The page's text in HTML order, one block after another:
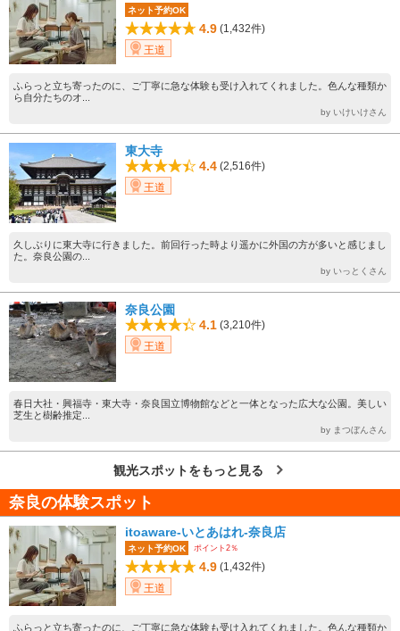
ネット予約OK
4.9 (1,432件)
王道
ふらっと立ち寄ったのに、ご丁寧に急な体験も受け入れてくれました。色んな種類か
ら自分たちのオ...
by いけいけさん
東大寺
4.4 (2,516件)
王道
久しぶりに東大寺に行きました。前回行った時より遥かに外国の方が多いと感じまし
た。奈良公園の...
by いっとくさん
奈良公園
4.1 (3,210件)
王道
春日大社・興福寺・東大寺・奈良国立博物館などと一体となった広大な公園。美しい
芝生と樹齢推定...
by まつぼんさん
観光スポットをもっと見る
奈良の体験スポット
itoaware-いとあはれ-奈良店
ネット予約OK ポイント2％
4.9 (1,432件)
王道
ふらっと立ち寄ったのに、ご丁寧に急な体験も受け入れてくれました。色んな種類か